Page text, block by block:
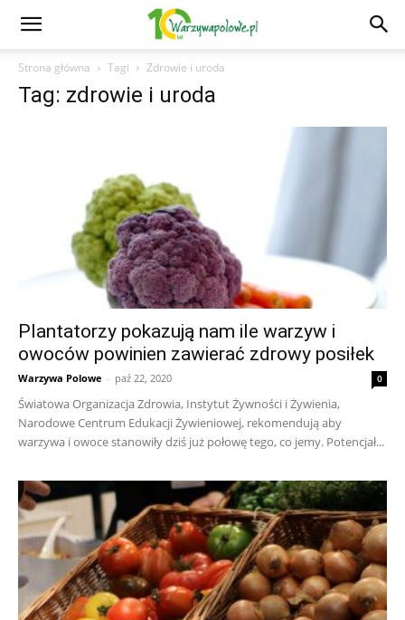
Strona główna Tagi Zdrowie i uroda
Tag: zdrowie i uroda
Plantatorzy pokazują nam ile warzyw i
owoców powinien zawierać zdrowy posiłek
Warzywa Polowe - paź 22, 2020 0
Światowa Organizacja Zdrowia, Instytut Żywności i Żywienia,
Narodowe Centrum Edukacji Żywieniowej, rekomendują aby
warzywa i owoce stanowiły dziś już połowę tego, co jemy. Potencjał...